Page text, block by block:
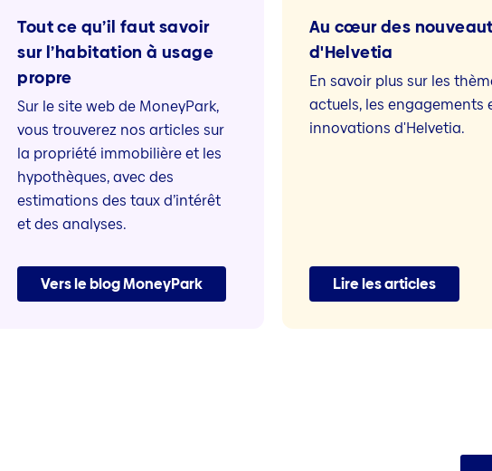
Tout ce qu’il faut savoir
sur l’habitation à usage
propre
Sur le site web de MoneyPark,
vous trouverez nos articles sur
la propriété immobilière et les
hypothèques, avec des
estimations des taux d’intérêt
et des analyses.
Vers le blog MoneyPark
Au cœur des
d'Helvetia
En savoir plus sur les
actuels, les engagements
innovations d'Helvetia.
Lire les articles